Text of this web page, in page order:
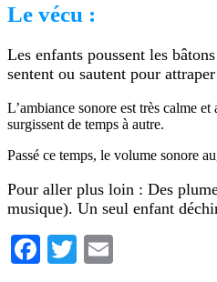
Le vécu :
Les enfants poussent les
sentent ou sautent pour
L’ambiance sonore est très calme
surgissent de temps à autre.
Passé ce temps, le volume sonore
Pour aller plus loin : Des
musique). Un seul enfant
Facebook
Twitter